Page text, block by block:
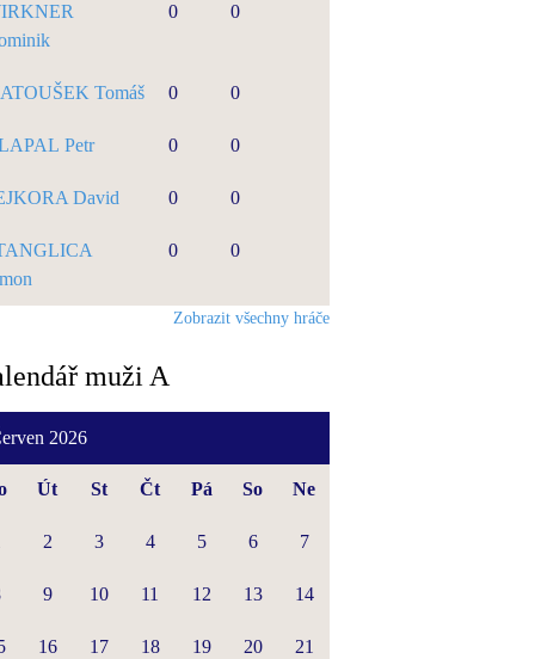
0 0
Tomáš 0 0
Petr 0 0
David 0 0
0 0
Zobrazit všechny hráče
muži A
2026
Út St Čt Pá So Ne
2 3 4 5 6 7
9 10 11 12 13 14
16 17 18 19 20 21